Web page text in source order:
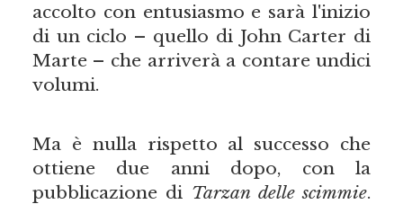
accolto con entusiasmo e sarà l'inizio
di un ciclo – quello di John Carter di
Marte – che arriverà a contare undici
volumi.
Ma è nulla rispetto al successo che
ottiene due anni dopo, con la
pubblicazione di Tarzan delle scimmie.